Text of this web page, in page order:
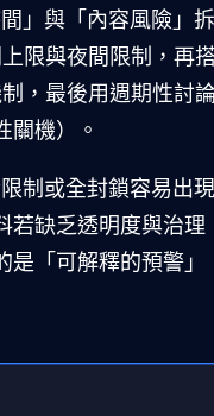
」與「內容風險」
限與夜間限制，再
，最後用週期性討
關機）。
制或全封鎖容易出
若缺乏透明度與治理
是「可解釋的預警」